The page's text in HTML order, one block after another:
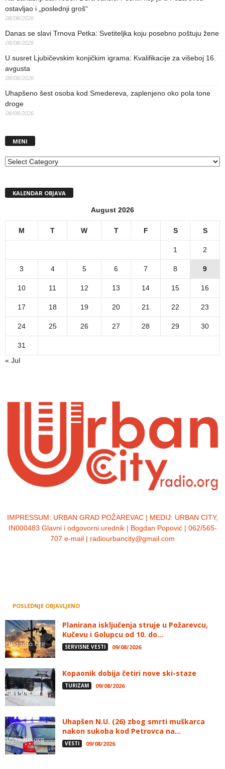
ostavljao i „poslednji groš“
08/08/2026
Danas se slavi Trnova Petka: Svetiteljka koju posebno poštuju žene
08/08/2026
U susret Ljubičevskim konjičkim igrama: Kvalifikacije za višeboj 16.
avgusta
08/08/2026
Uhapšeno šest osoba kod Smedereva, zaplenjeno oko pola tone
droge
08/08/2026
MENI
MENI
KALENDAR OBJAVA
August 2026
M T W T F S S
1 2
3 4 5 6 7 8 9
10 11 12 13 14 15 16
17 18 19 20 21 22 23
24 25 26 27 28 29 30
31
« Jul
IMPRESSUM: URBAN GRAD POŽAREVAC | MEDIJ: URBAN CITY,
IN000483 Glavni i odgovorni urednik | Bogdan Popović | 062/565-
707 e-mail | radiourbancity@gmail.com
POSLEDNJE OBJAVLJENO
Planirana isključenja struje u Požarevcu,
Kučevu i Golupcu od 10. do...
SERVISNE VESTI 09/08/2026
Kopaonik dobija četiri nove ski-staze
TURIZAM 09/08/2026
Uhapšen N.U. (26) zbog smrti muškarca
nakon sukoba kod Petrovca na...
VESTI 09/08/2026